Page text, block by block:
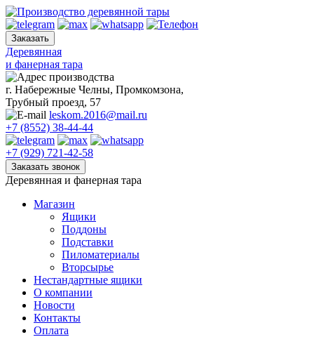
Skip
to
content
Деревянная
и фанерная тара
г. Набережные Челны, Промкомзона,
Трубный проезд, 57
leskom.2016@mail.ru
+7 (8552) 38-44-44
+7 (929) 721-42-58
Деревянная и фанерная тара
Магазин
Ящики
Поддоны
Подставки
Пиломатериалы
Вторсырье
Нестандартные ящики
О компании
Новости
Контакты
Оплата